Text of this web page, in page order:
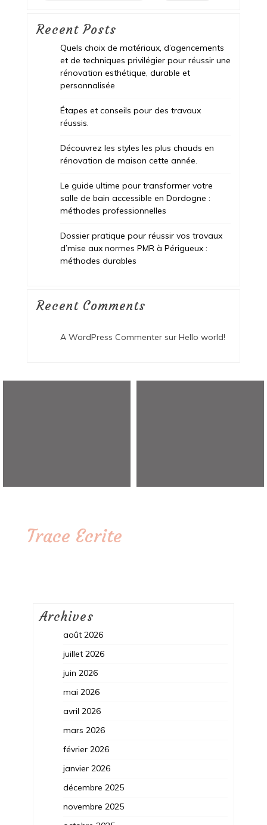
Recent Posts
Quels choix de matériaux, d’agencements
et de techniques privilégier pour réussir une
rénovation esthétique, durable et
personnalisée
Étapes et conseils pour des travaux
réussis.
Découvrez les styles les plus chauds en
rénovation de maison cette année.
Le guide ultime pour transformer votre
salle de bain accessible en Dordogne :
méthodes professionnelles
Dossier pratique pour réussir vos travaux
d’mise aux normes PMR à Périgueux :
méthodes durables
Recent Comments
A WordPress Commentersur Hello world!
Trace Ecrite
Archives
août 2026
juillet 2026
juin 2026
mai 2026
avril 2026
mars 2026
février 2026
janvier 2026
décembre 2025
novembre 2025